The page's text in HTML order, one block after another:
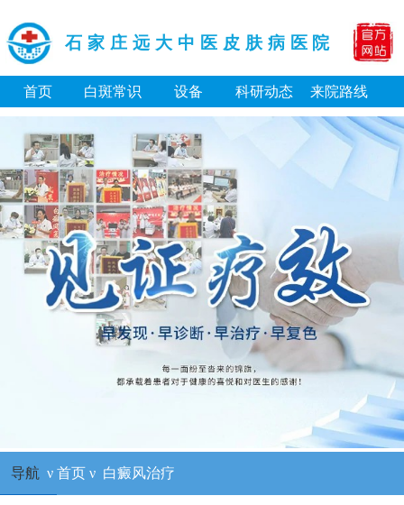
石家庄远大中医皮肤病医院
首页 白斑常识 设备 科研动态 来院路线
导航 ν 首页ν 白癜风治疗